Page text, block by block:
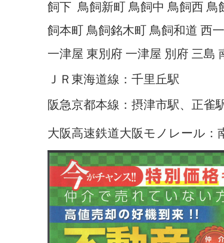
飼下 鳥飼新町 鳥飼中 鳥飼西 鳥
飼本町 鳥飼銘木町 鳥飼和道 西
一津屋 東別府 一津屋 別府 三島
ＪＲ東海道線：千里丘駅
阪急京都本線： 摂津市駅、 正雀
大阪高速鉄道大阪モノレール：